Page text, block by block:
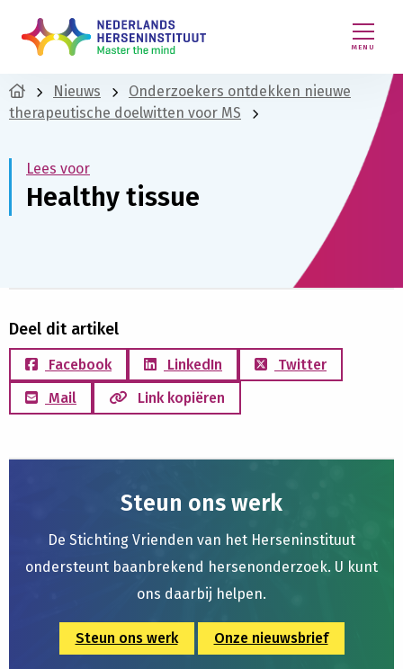
MENU
Nieuws
Onderzoekers ontdekken nieuwe
therapeutische doelwitten voor MS
Lees voor
Healthy tissue
Deel dit artikel
Facebook LinkedIn
Twitter
Mail
Link kopiëren
Steun ons werk
De Stichting Vrienden van het Herseninstituut
ondersteunt baanbrekend hersenonderzoek. U kunt
ons daarbij helpen.
Steun ons werk Onze nieuwsbrief